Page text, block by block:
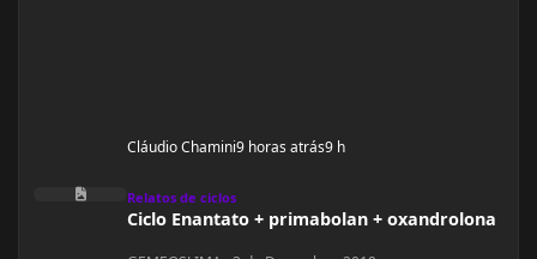
Cláudio Chamini9 horas atrás9 h
Ciclo Enantato + primabolan + oxandrolona
Relatos de ciclos
Ciclo Enantato + primabolan + oxandrolona